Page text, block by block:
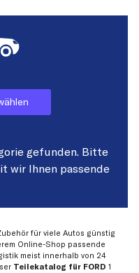
gefunden. Bitte
wir Ihnen passende
für viele Autos günstig
Online-Shop passende
meist innerhalb von 24
Teilekatalog für FORD 1